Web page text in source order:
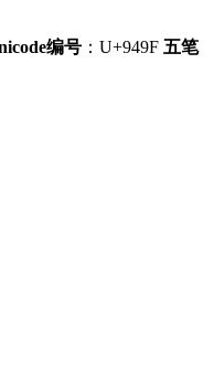
编号 ：U+949F 五笔